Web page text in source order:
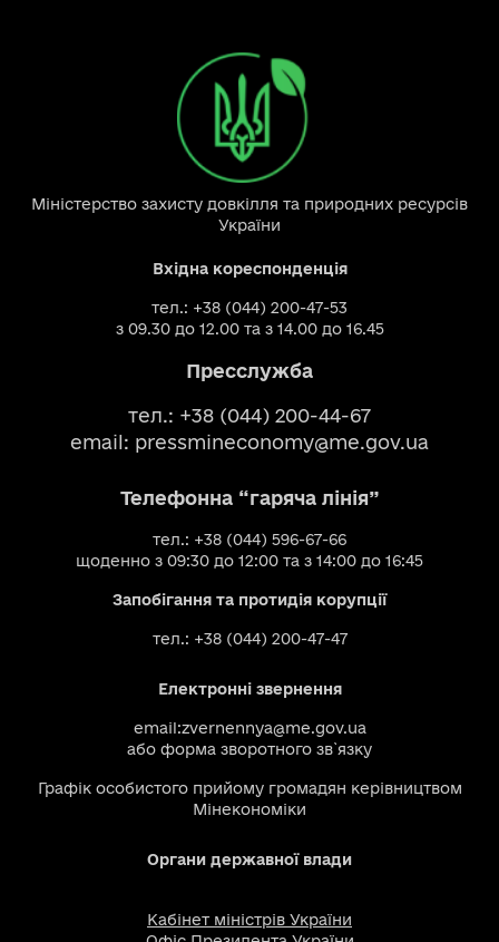
Міністерство захисту довкілля та природних ресурсів
України
Вхідна кореспонденція
тел.: +38 (044) 200-47-53
з 09.30 до 12.00 та з 14.00 до 16.45
Пресслужба
тел.: +38 (044) 200-44-67
email: pressmineconomy@me.gov.ua
Телефонна “гаряча лінія”
тел.: +38 (044) 596-67-66
щоденно з 09:30 до 12:00 та з 14:00 до 16:45
Запобігання та протидія корупції
тел.: +38 (044) 200-47-47
Електронні звернення
email:zvernennya@me.gov.ua
або форма зворотного зв`язку
Графік особистого прийому громадян керівництвом
Мінекономіки
Органи державної влади
Кабінет міністрів України